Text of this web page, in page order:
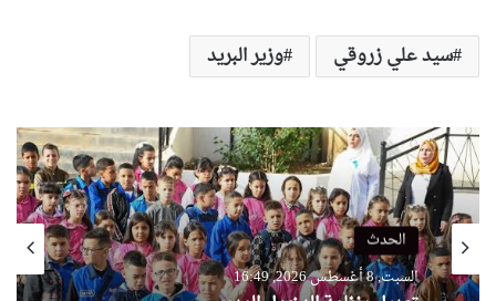
سيد علي زروقي وزير البريد
الحدث
السبت, 8 أغسطس 2026, 16:49